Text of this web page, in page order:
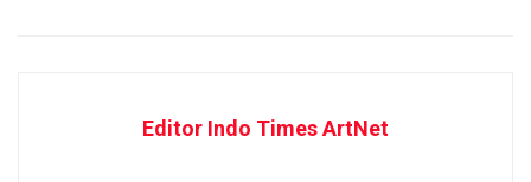
Editor Indo Times ArtNet